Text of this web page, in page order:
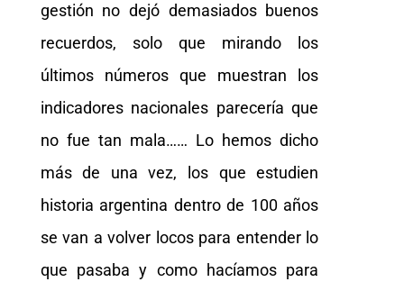
gestión no dejó demasiados buenos
recuerdos, solo que mirando los
últimos números que muestran los
indicadores nacionales parecería que
no fue tan mala…… Lo hemos dicho
más de una vez, los que estudien
historia argentina dentro de 100 años
se van a volver locos para entender lo
que pasaba y como hacíamos para